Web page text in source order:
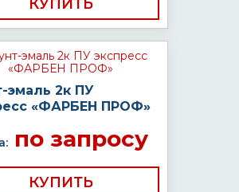
КУПИТЬ
эмаль 2к ПУ
«ФАРБЕН ПРОФ»
по запросу
КУПИТЬ